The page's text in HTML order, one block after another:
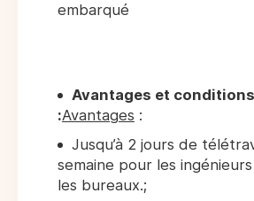
embarqué
Avantages et
:Avantages :
Jusqu’à 2 jours de
semaine pour les
les bureaux.;